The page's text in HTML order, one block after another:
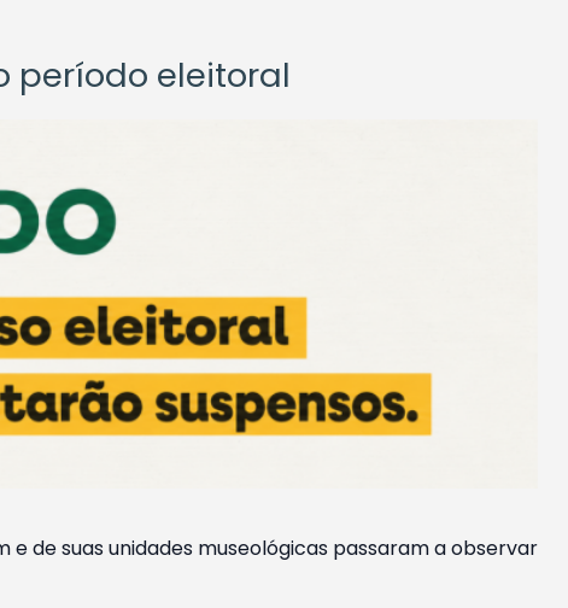
período eleitoral
e de suas unidades museológicas passaram a observar